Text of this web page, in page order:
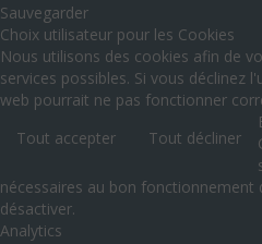
Sauvegarder
Choix utilisateur pour les Cookies
Nous utilisons des cookies afin de
services possibles. Si vous déclinez
web pourrait ne pas fonctionner
Tout accepter
Tout décliner
nécessaires au bon fonctionnement
désactiver.
Analytics